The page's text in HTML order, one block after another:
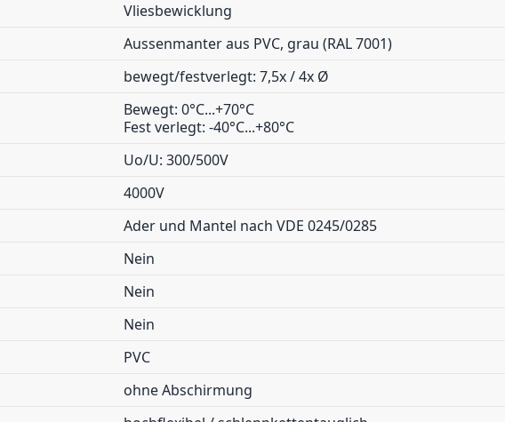
Vliesbewicklung
Aussenmanter aus PVC, grau (RAL 7001)
bewegt/festverlegt: 7,5x / 4x Ø
Bewegt: 0°C...+70°C
Fest verlegt: -40°C...+80°C
Uo/U: 300/500V
4000V
Ader und Mantel nach VDE 0245/0285
Nein
Nein
Nein
PVC
ohne Abschirmung